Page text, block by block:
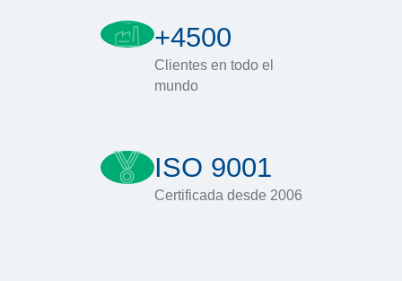
+4500
Clientes en todo el
mundo
ISO 9001
Certificada desde 2006